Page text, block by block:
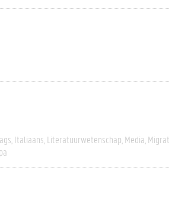
Italiaans Literatuurwetenschap Media